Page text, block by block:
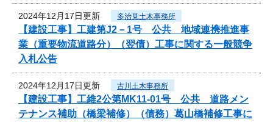
2024年12月17日更新 多治見土木事務所
【建設工事】工建第J2－1号 公共 地域連携推進事
業（重要物流道路分）（翌債）工事に関する一般競争
入札公告
2024年12月17日更新 古川土木事務所
【建設工事】工維2公第MK11-01号 公共 道路メン
テナンス補助（橋梁補修）（債務）葛山橋補修工事に